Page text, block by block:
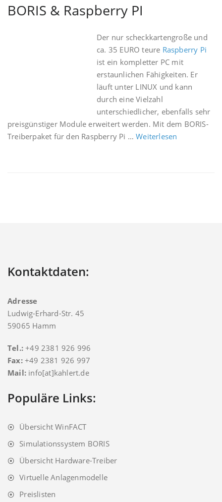
BORIS & Raspberry PI
Der nur scheckkartengroße und
ca. 35 EURO teure Raspberry Pi
ist ein kompletter PC mit
erstaunlichen Fähigkeiten. Er
läuft unter LINUX und kann
durch eine Vielzahl
unterschiedlicher, ebenfalls sehr
preisgünstiger Module erweitert werden. Mit dem BORIS-
Treiberpaket für den Raspberry Pi …Weiterlesen
Kontaktdaten:
Adresse
Ludwig-Erhard-Str. 45
59065 Hamm
Tel.:+49 2381 926 996
Fax: +49 2381 926 997
Mail: info[at]kahlert.de
Populäre Links:
Übersicht WinFACT
Simulationssystem BORIS
Übersicht Hardware-Treiber
Virtuelle Anlagenmodelle
Preislisten